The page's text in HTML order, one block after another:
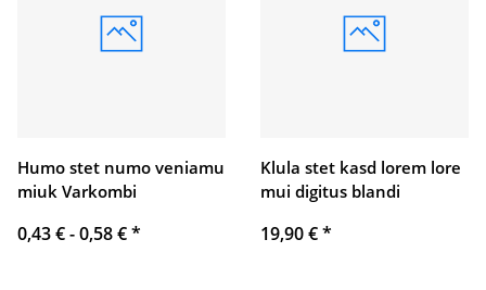
Humo stet numo veniamu
miuk Varkombi
0,43 € -0,58 €*
Klula stet kasd lorem lore
mui digitus blandi
19,90 €*